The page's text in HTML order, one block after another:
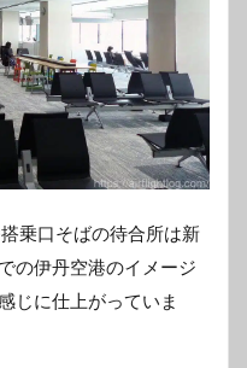
乗口そばの待合所は新
の伊丹空港のイメージ
じに仕上がっていま